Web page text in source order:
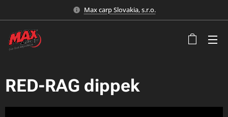
Max carp Slovakia, s.r.o.
RED-RAG dippek